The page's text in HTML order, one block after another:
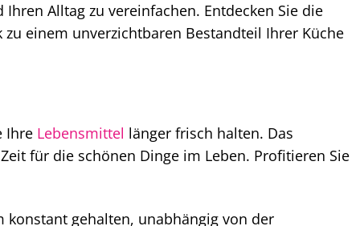
Alltag zu vereinfachen. Entdecken Sie die
einem unverzichtbaren Bestandteil Ihrer Küche
Ihre Lebensmittel länger frisch halten. Das
für die schönen Dinge im Leben. Profitieren Sie
gehalten, unabhängig von der